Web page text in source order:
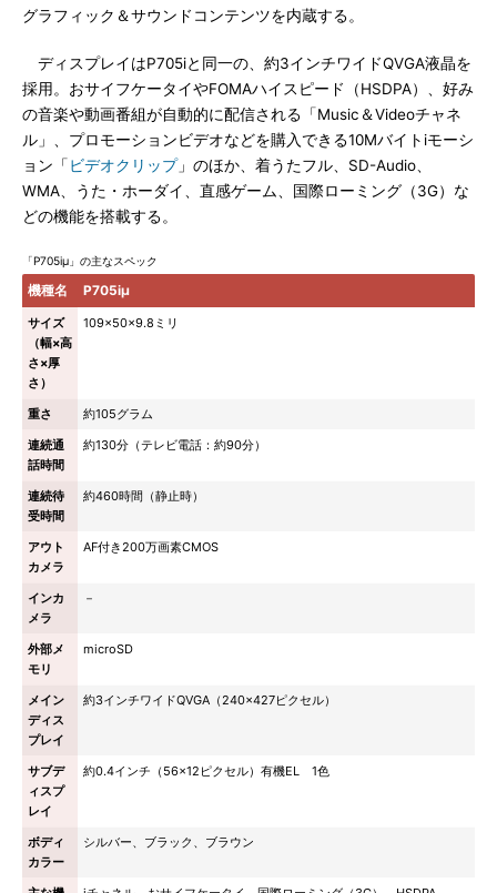
グラフィック＆サウンドコンテンツを内蔵する。
ディスプレイはP705iと同一の、約3インチワイドQVGA液晶を
採用。おサイフケータイやFOMAハイスピード（HSDPA）、好み
の音楽や動画番組が自動的に配信される「Music＆Videoチャネ
ル」、プロモーションビデオなどを購入できる10Mバイトiモーシ
ョン「 ビデオクリップ」のほか、着うたフル、SD-Audio、
WMA、うた・ホーダイ、直感ゲーム、国際ローミング（3G）な
どの機能を搭載する。
「P705iμ」の主なスペック
機種名 P705iμ
サイズ
（幅×高
さ×厚
さ）
109×50×9.8ミリ
重さ
約105グラム
連続通
話時間
約130分（テレビ電話：約90分）
連続待
受時間
約460時間（静止時）
アウト
カメラ
AF付き200万画素CMOS
インカ
メラ
－
外部メ
モリ
microSD
メイン
ディス
プレイ
約3インチワイドQVGA（240×427ピクセル）
サブデ
ィスプ
レイ
約0.4インチ（56×12ピクセル）有機EL 1色
ボディ
カラー
シルバー、ブラック、ブラウン